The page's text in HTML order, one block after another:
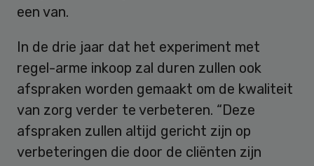
een van.
In de drie jaar dat het experiment met
regel-arme inkoop zal duren zullen ook
afspraken worden gemaakt om de kwaliteit
van zorg verder te verbeteren. “Deze
afspraken zullen altijd gericht zijn op
verbeteringen die door de cliënten zijn